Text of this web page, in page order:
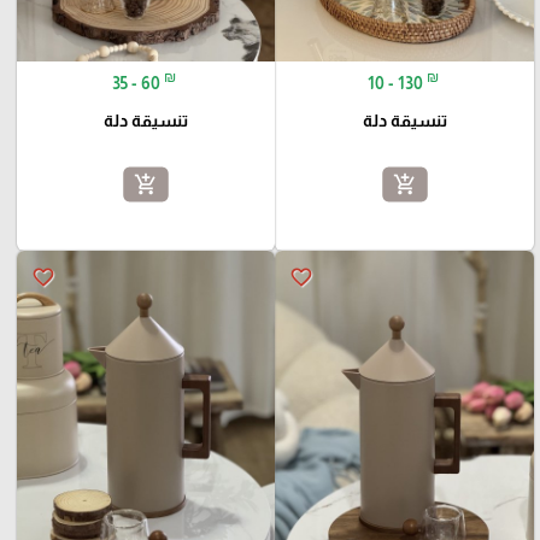
10 - 130 ₪
تنسيقة دلة
add_shopping_cart
35 - 60 ₪
تنسيقة دلة
add_shopping_cart
favorite_border
favorite_border